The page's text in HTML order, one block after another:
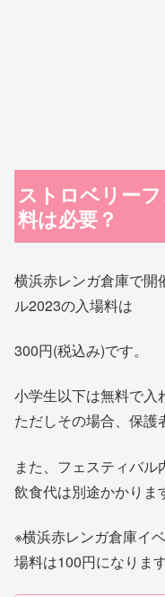
ストロベリー
料は必要？
横浜赤レンガ倉庫で開
ル2023の入場料は
300円(税込み)です。
小学生以下は無料で入
ただしその場合、保護
また、フェスティバル
飲食代は別途かかりま
※横浜赤レンガ倉庫イ
場料は100円になりま